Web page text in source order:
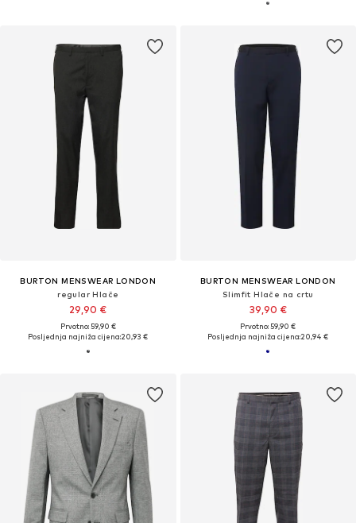
BURTON MENSWEAR LONDON
regular Hlače
29,90 €
Prvotno: 59,90 €
Posljednja najniža cijena:20,93 €
BURTON MENSWEAR LONDON
Slimfit Hlače na crtu
39,90 €
Prvotno: 59,90 €
Posljednja najniža cijena:20,94 €